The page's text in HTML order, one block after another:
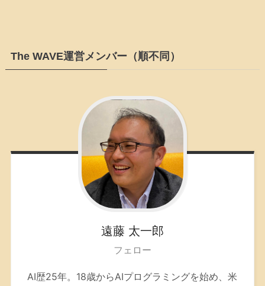
The WAVE運営メンバー（順不同）
遠藤 太一郎
フェロー
AI歴25年。 18歳からAIプログラミングを始め、米